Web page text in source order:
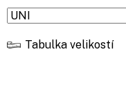
Tabulka velikostí